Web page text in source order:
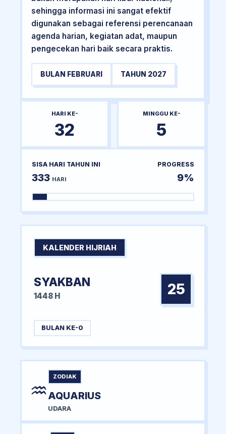
sehingga informasi ini sangat efektif
digunakan sebagai referensi perencanaan
agenda harian, kegiatan adat, maupun
pengecekan hari baik secara praktis.
BULAN FEBRUARI TAHUN 2027
HARI KE-
32
MINGGU KE-
5
SISA HARI TAHUN INI
333 HARI
PROGRESS
9%
KALENDER HIJRIAH
SYAKBAN
1448 H 25
BULAN KE-0
♒
ZODIAK
AQUARIUS
UDARA